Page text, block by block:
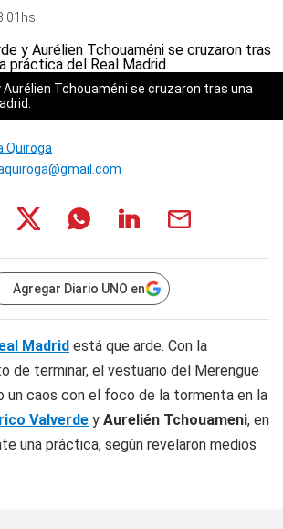
Aurélien Tchouaméni se cruzaron tras una
Quiroga
Agregar Diario UNO en
Madrid está que arde. Con la
de terminar, el vestuario del Merengue
un caos con el foco de la tormenta en la
Valverde y Aurelién Tchouameni, en
una práctica, según revelaron medios